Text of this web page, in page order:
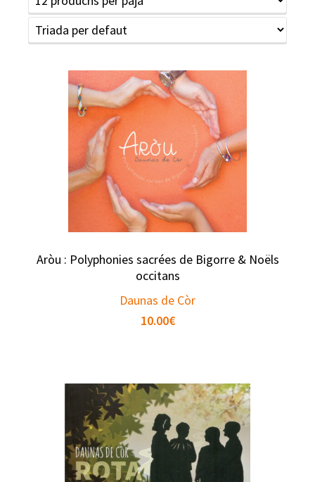
Aròu : Polyphonies sacrées de Bigorre & Noëls
occitans
Daunas de Còr
10.00€